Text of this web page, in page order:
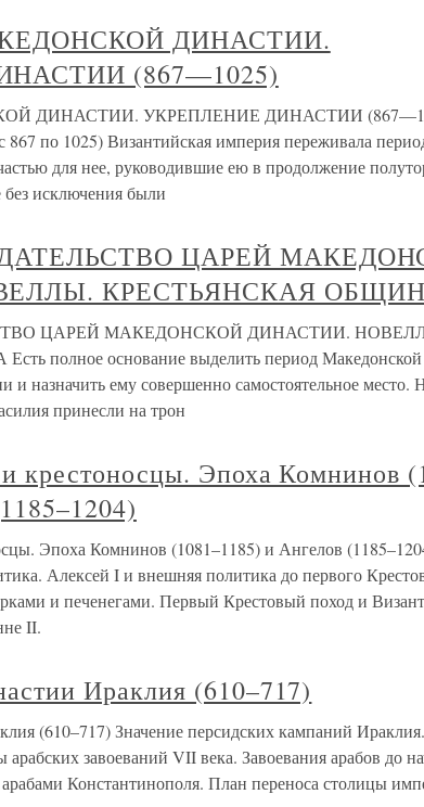
ДИНАСТИИ.
(867—1025)
ДИНАСТИИ. УКРЕПЛЕНИЕ ДИНАСТИИ
867 по 1025) Византийская империя переживала
для нее, руководившие ею в продолжение
без исключения были
ЦАРЕЙ
КРЕСТЬЯНСКАЯ
ЦАРЕЙ МАКЕДОНСКОЙ ДИНАСТИИ.
полное основание выделить период Македонской
и назначить ему совершенно самостоятельное место.
принесли на трон
крестоносцы. Эпоха Комнинов
Эпоха Комнинов (1081–1185) и Ангелов
Алексей I и внешняя политика до первого
и печенегами. Первый Крестовый поход и
II.
Ираклия (610–717)
(610–717) Значение персидских кампаний
завоеваний VII века. Завоевания арабов до
Константинополя. План переноса столицы